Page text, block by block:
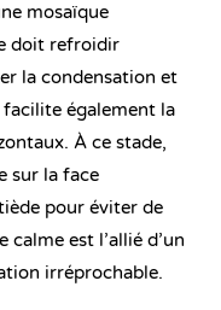
mosaïque
doit refroidir
la condensation et
également la
À ce stade,
sur la face
pour éviter de
est l’allié d’un
irréprochable.